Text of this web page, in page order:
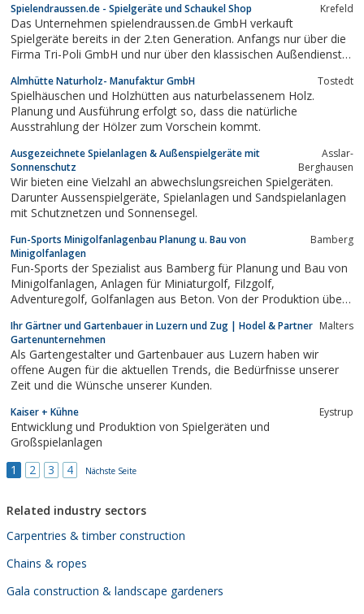
Spielendraussen.de - Spielgeräte und Schaukel Shop Krefeld
Das Unternehmen spielendraussen.de GmbH verkauft
Spielgeräte bereits in der 2.ten Generation. Anfangs nur über die
Firma Tri-Poli GmbH und nur über den klassischen Außendienst
öffentliche Einrichtungen. Der normale Bürger paßte da einfach
Almhütte Naturholz- Manufaktur GmbH Tostedt
Spielhäuschen und Holzhütten aus naturbelassenem Holz.
Planung und Ausführung erfolgt so, dass die natürliche
Ausstrahlung der Hölzer zum Vorschein kommt.
Ausgezeichnete Spielanlagen & Außenspielgeräte mit
Sonnenschutz
Asslar-
Berghausen
Wir bieten eine Vielzahl an abwechslungsreichen Spielgeräten.
Darunter Aussenspielgeräte, Spielanlagen und Sandspielanlagen
mit Schutznetzen und Sonnensegel.
Fun-Sports Minigolfanlagenbau Planung u. Bau von
Minigolfanlagen
Bamberg
Fun-Sports der Spezialist aus Bamberg für Planung und Bau von
Minigolfanlagen, Anlagen für Miniaturgolf, Filzgolf,
Adventuregolf, Golfanlagen aus Beton. Von der Produktion über
Inbetriebnahme und Betreuung Ihrer Minigolfanlage aus einer
Hand.
Ihr Gärtner und Gartenbauer in Luzern und Zug | Hodel & Partner
Gartenunternehmen
Malters
Als Gartengestalter und Gartenbauer aus Luzern haben wir
offene Augen für die aktuellen Trends, die Bedürfnisse unserer
Zeit und die Wünsche unserer Kunden.
Kaiser + Kühne Eystrup
Entwicklung und Produktion von Spielgeräten und
Großspielanlagen
1
2 3 4 Nächste Seite
Related industry sectors
Carpentries & timber construction
Chains & ropes
Gala construction & landscape gardeners